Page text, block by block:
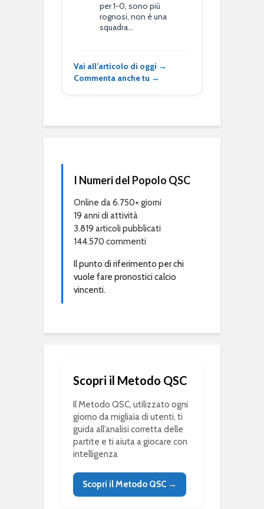
per 1-0, sono più
rognosi, non è una
squadra…
Vai all’articolo di oggi →
Commenta anche tu →
I Numeri del Popolo QSC
Online da 6.750+ giorni
19 anni di attività
3.819 articoli pubblicati
144.570 commenti
Il punto di riferimento per chi
vuole fare pronostici calcio
vincenti.
Scopri il Metodo QSC
Il Metodo QSC, utilizzato ogni
giorno da migliaia di utenti, ti
guida all’analisi corretta delle
partite e ti aiuta a giocare con
intelligenza
Scopri il Metodo QSC →